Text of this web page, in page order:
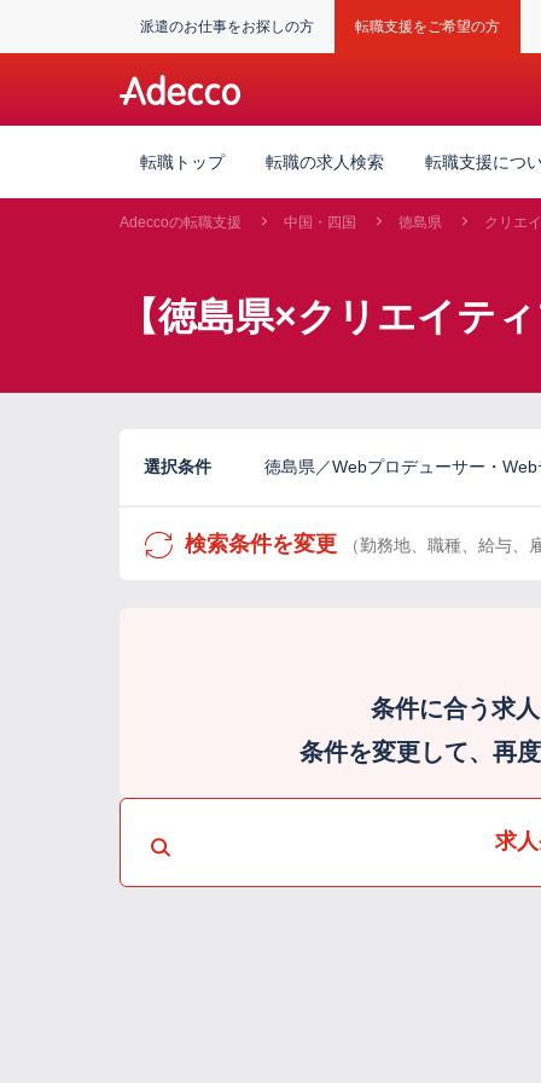
派遣のお仕事をお探しの方 転職支援をご希望の方
転職トップ 転職の求人検索 転職支援につ
Adeccoの転職支援 中国・四国 徳島県 クリエ
【徳島県×クリエイテ
選択条件 徳島県／Webプロデューサー・
検索条件を変更 （勤務地、職種、給与
条件に合う求
条件を変更して、再
求